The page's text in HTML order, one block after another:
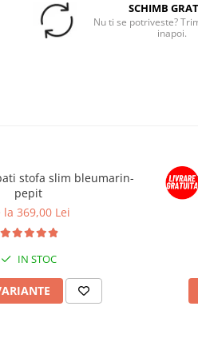
SCHIMB
Nu ti se potriveste?
inapoi.
stofa slim bleumarin-
pepit
la 369,00 Lei
IN STOC